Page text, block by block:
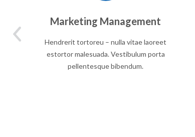
Marketing Management
Hendrerit tortoreu – nulla vitae laoreet
estortor malesuada. Vestibulum porta
pellentesque bibendum.